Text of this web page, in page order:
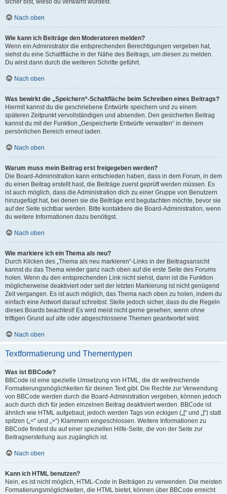
sicher bist, wieso du verwarnt wurdest.
Nach oben
Wie kann ich Beiträge den Moderatoren melden?
Wenn ein Administrator die entsprechenden Berechtigungen vergeben hat,
siehst du eine Schaltfläche in der Nähe des Beitrags, um diesen zu melden.
Du wirst dann durch die weiteren Schritte geführt.
Nach oben
Was bewirkt die „Speichern“-Schaltfläche beim Schreiben eines Beitrags?
Hiermit kannst du die geschriebene Entwürfe speichern und zu einem
späteren Zeitpunkt vervollständigen und absenden. Den gesicherten Beitrag
kannst du mit der Funktion „Gespeicherte Entwürfe verwalten“ in deinem
persönlichen Bereich erneut laden.
Nach oben
Warum muss mein Beitrag erst freigegeben werden?
Die Board-Administration kann entschieden haben, dass in dem Forum, in dem
du einen Beitrag erstellt hast, die Beiträge zuerst geprüft werden müssen. Es
ist auch möglich, dass die Administration dich zu einer Gruppe von Benutzern
hinzugefügt hat, bei denen sie die Beiträge erst begutachten möchte, bevor sie
auf der Seite sichtbar werden. Bitte kontaktiere die Board-Administration, wenn
du weitere Informationen dazu benötigst.
Nach oben
Wie markiere ich ein Thema als neu?
Durch Klicken des „Thema als neu markieren“-Links in der Beitragsansicht
kannst du das Thema wieder ganz nach oben auf die erste Seite des Forums
holen. Wenn du den entsprechenden Link nicht siehst, dann ist die Funktion
möglicherweise deaktiviert oder seit der letzten Markierung ist nicht genügend
Zeit vergangen. Es ist auch möglich, das Thema nach oben zu holen, indem du
einfach eine Antwort darauf schreibst. Stelle jedoch sicher, dass du die Regeln
dieses Boards beachtest! Es wird meist nicht gerne gesehen, wenn ohne
triftigen Grund auf alte oder abgeschlossene Themen geantwortet wird.
Nach oben
Textformatierung und Thementypen
Was ist BBCode?
BBCode ist eine spezielle Umsetzung von HTML, die dir weitreichende
Formatierungsmöglichkeiten für deinen Text gibt. Die Rechte zur Verwendung
von BBCode werden durch die Board-Administration vergeben, können jedoch
auch durch dich für jeden einzelnen Beitrag deaktiviert werden. BBCode ist
ähnlich wie HTML aufgebaut, jedoch werden Tags von eckigen („[“ und „]“) statt
spitzen („<“ und „>“) Klammern eingeschlossen. Weitere Informationen zu
BBCode findest du auf einer speziellen Hilfe-Seite, die von der Seite zur
Beitragserstellung aus zugänglich ist.
Nach oben
Kann ich HTML benutzen?
Nein, es ist nicht möglich, HTML-Code in Beiträgen zu verwenden. Die meisten
Formatierungsmöglichkeiten, die HTML bietet, können über BBCode erreicht